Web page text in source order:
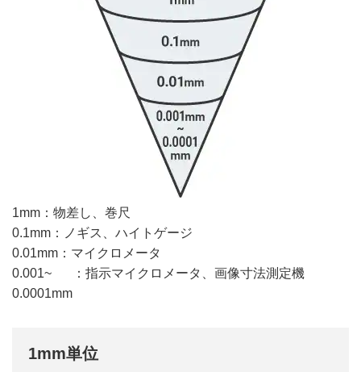
1mm
物差し、巻尺
0.1mm
ノギス、ハイトゲージ
0.01mm
マイクロメータ
0.001~
0.0001mm
指示マイクロメータ、画像寸法測定機
1mm単位